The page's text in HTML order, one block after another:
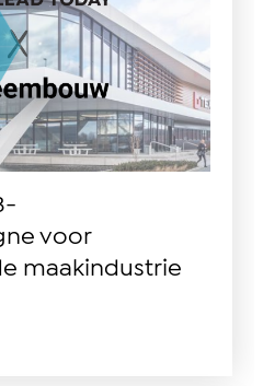
voor
maakindustrie